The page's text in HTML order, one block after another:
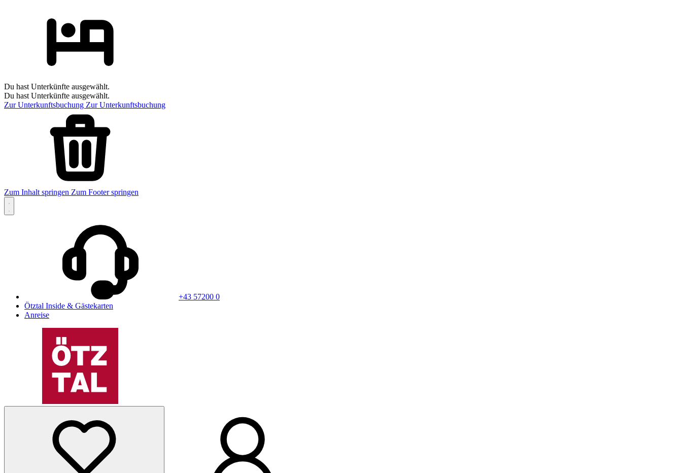
Du hast Unterkünfte ausgewählt.
Du hast Unterkünfte ausgewählt.
Zur Unterkunftsbuchung Zur Unterkunftsbuchung
Zum Inhalt springen Zum Footer springen
+43 57200 0
Ötztal Inside & Gästekarten
Anreise